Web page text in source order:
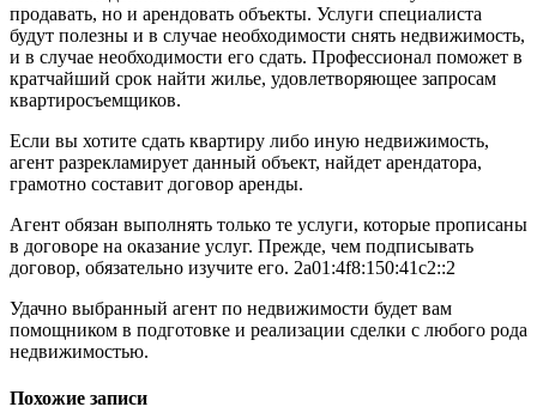
продавать, но и арендовать объекты. Услуги специалиста
будут полезны и в случае необходимости снять недвижимость,
и в случае необходимости его сдать. Профессионал поможет в
кратчайший срок найти жилье, удовлетворяющее запросам
квартиросъемщиков.
Если вы хотите сдать квартиру либо иную недвижимость,
агент разрекламирует данный объект, найдет арендатора,
грамотно составит договор аренды.
Агент обязан выполнять только те услуги, которые прописаны
в договоре на оказание услуг. Прежде, чем подписывать
договор, обязательно изучите его. 2a01:4f8:150:41c2::2
Удачно выбранный агент по недвижимости будет вам
помощником в подготовке и реализации сделки с любого рода
недвижимостью.
Похожие записи